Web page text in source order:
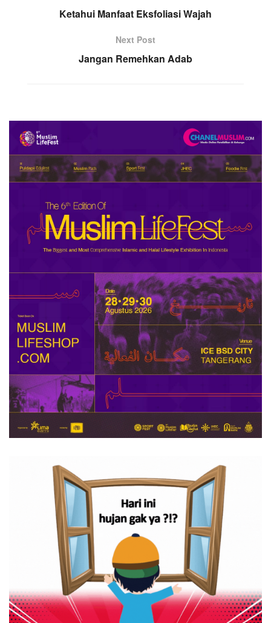
Ketahui Manfaat Eksfoliasi Wajah
Next Post
Jangan Remehkan Adab